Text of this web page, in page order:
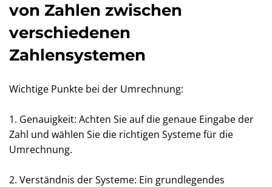
von Zahlen zwischen
verschiedenen
Zahlensystemen
Wichtige Punkte bei der Umrechnung:
1. Genauigkeit: Achten Sie auf die genaue Eingabe der
Zahl und wählen Sie die richtigen Systeme für die
Umrechnung.
2. Verständnis der Systeme: Ein grundlegendes